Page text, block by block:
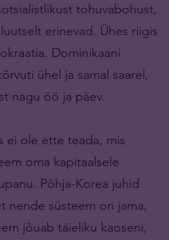
tohuvabohust,
erinevad. Ühes riigis
Dominikaani
ühel ja samal saarel,
nagu öö ja päev.
ei ole ette teada, mis
oma kapitaalsele
Põhja-Korea juhid
nende süsteem on jama,
jõuab täieliku kaoseni,